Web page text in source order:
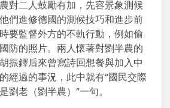
對二人鼓勵有加，先容景象測候
們進修德國的測候技巧和進步前
要監督外方的不軌行動，例如偷
防的照片。兩人懷著對劉半農的
振鐸后來曾寫詩回想餐與加入中
經過的事況，此中就有“國民交際
劉老（劉半農）”一句。